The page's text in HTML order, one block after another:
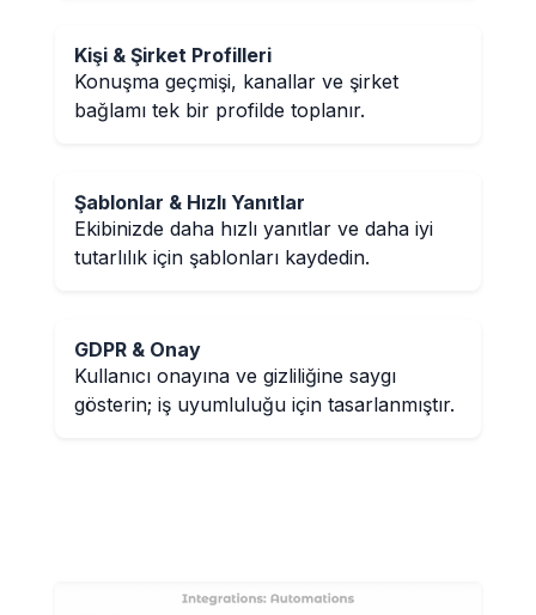
Kişi & Şirket Profilleri
Konuşma geçmişi, kanallar ve şirket
bağlamı tek bir profilde toplanır.
Şablonlar & Hızlı Yanıtlar
Ekibinizde daha hızlı yanıtlar ve daha iyi
tutarlılık için şablonları kaydedin.
GDPR & Onay
Kullanıcı onayına ve gizliliğine saygı
gösterin; iş uyumluluğu için tasarlanmıştır.